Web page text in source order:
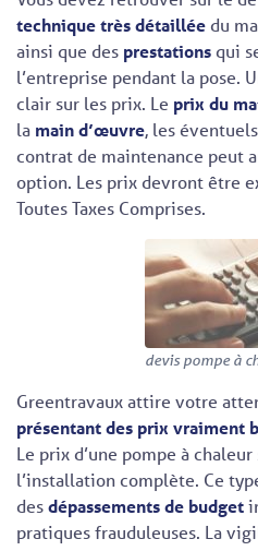
technique très détailléedu
ainsi que des prestationsqui
l’entreprise pendant la pose.
clair sur les prix. Le prix du
la main d’œuvre, les éventuels
contrat de maintenance peut
option. Les prix devront être
Toutes Taxes Comprises.
devis pompe à
Greentravaux attire votre
présentant des prix vraiment
Le prix d’une pompe à
l’installation complète. Ce
desdépassements de budget
pratiques frauduleuses. La